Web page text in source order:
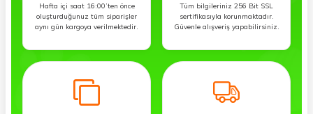
Hafta içi saat 16:00’ten önce
oluşturduğunuz tüm siparişler
aynı gün kargoya verilmektedir.
Tüm bilgileriniz 256 Bit SSL
sertifikasıyla korunmaktadır.
Güvenle alışveriş yapabilirsiniz.